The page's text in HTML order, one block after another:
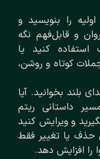
را بنویسید و
و قابل‌فهم نگه
استفاده کنید یا
کوتاه و روشن،
بلند بخوانید. آیا
داستانی ریتم
و ویرایش کنید
حذف یا تغییر فقط
را افزایش دهد.